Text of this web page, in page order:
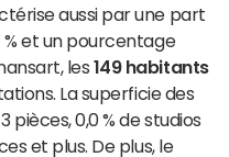
aussi par une part
% et un pourcentage
les 149 habitants
La superficie des
pièces, 0,0 % de studios
et plus. De plus, le